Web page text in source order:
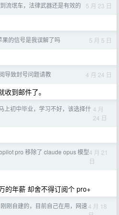
流氓车，法律武器还是有效的 5 月 23 日
果的信号是我误解了吗 5 月 5 日
导致封号问题请教 4 月 24 日
到邮件了。
上初中毕业，学习不好，该选择什 4 月
24 日
pro 移除了 claude opus 模型4 月 21
日
的年薪 却舍不得订阅个 pro+
刚刚自建的，目前自己在用，网速4 月 18